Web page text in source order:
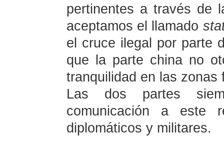
pertinentes a través de
aceptamos el llamado
el cruce ilegal por parte
que la parte china no
tranquilidad en las
Las dos partes
comunicación a este
diplomáticos y militares.